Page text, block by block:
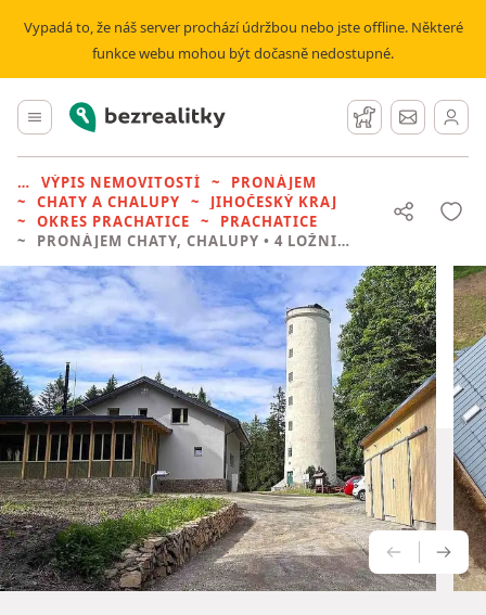
Vypadá to, že náš server prochází údržbou nebo jste offline. Některé
funkce webu mohou být dočasně nedostupné.
Hlavní menu
Bezrealitky Hlídací pes
Zprávy
VÝPIS NEMOVITOSTÍ
PRONÁJEM
CHATY A CHALUPY
JIHOČESKÝ KRAJ
OKRES PRACHATICE
PRACHATICE
PRONÁJEM CHATY, CHALUPY • 4 LOŽNICE BEZ REALITKY